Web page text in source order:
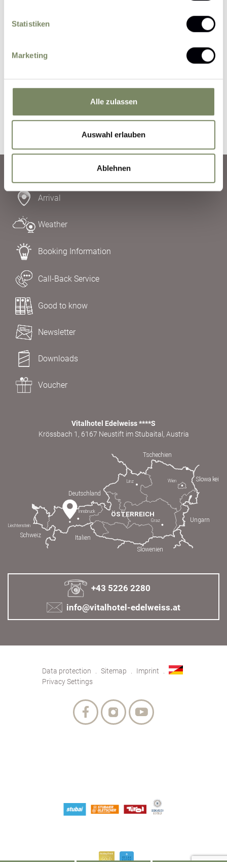
Statistiken
Marketing
Alle zulassen
Auswahl erlauben
Ablehnen
may be processed by the data protection officer
basis of the consent given by me by sending the
form.
Submit Inquiry
Arrival
Weather
Booking Information
Call-Back Service
Good to know
Newsletter
Downloads
Voucher
Vitalhotel Edelweiss ****S
Krössbach 1, 6167 Neustift im Stubaital, Austria
+43 5226 2280
info@vitalhotel-edelweiss.at
Data protection Sitemap
Imprint
Privacy Settings